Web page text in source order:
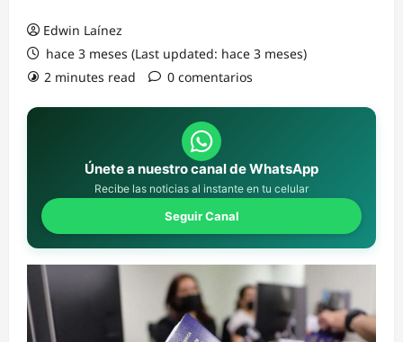
Edwin Laínez
hace 3 meses (Last updated: hace 3 meses)
2 minutes read
0 comentarios
Únete a nuestro canal de WhatsApp
Recibe las noticias al instante en tu celular
Seguir Canal